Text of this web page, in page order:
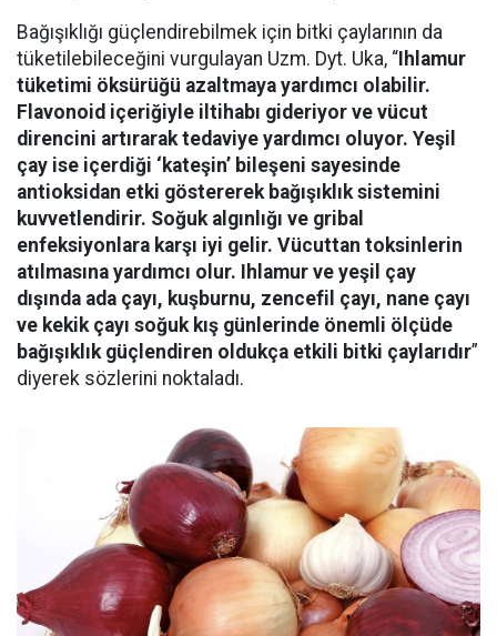
Bağışıklığı güçlendirebilmek için bitki çaylarının da
tüketilebileceğini vurgulayan Uzm. Dyt. Uka, “Ihlamur
tüketimi öksürüğü azaltmaya yardımcı olabilir.
Flavonoid içeriğiyle iltihabı gideriyor ve vücut
direncini artırarak tedaviye yardımcı oluyor. Yeşil
çay ise içerdiği ‘kateşin’ bileşeni sayesinde
antioksidan etki göstererek bağışıklık sistemini
kuvvetlendirir. Soğuk algınlığı ve gribal
enfeksiyonlara karşı iyi gelir. Vücuttan toksinlerin
atılmasına yardımcı olur. Ihlamur ve yeşil çay
dışında ada çayı, kuşburnu, zencefil çayı, nane çayı
ve kekik çayı soğuk kış günlerinde önemli ölçüde
bağışıklık güçlendiren oldukça etkili bitki çaylarıdır”
diyerek sözlerini noktaladı.